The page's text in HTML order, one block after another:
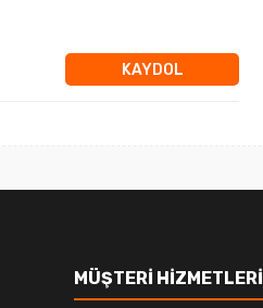
KAYDOL
MÜŞTERİ HİZMETLERİ